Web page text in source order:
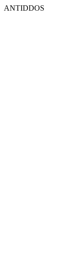
ANTIDDOS